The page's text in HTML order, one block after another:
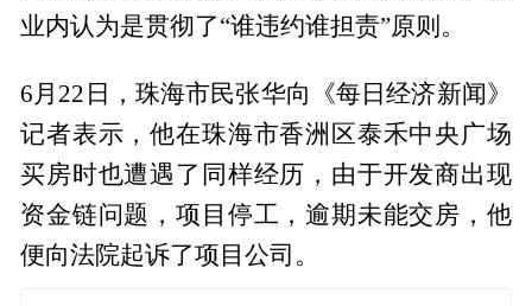
业内认为是贯彻了“谁违约谁担责”原则。
6月22日，珠海市民张华向《每日经济新闻》
记者表示，他在珠海市香洲区泰禾中央广场
买房时也遭遇了同样经历，由于开发商出现
资金链问题，项目停工，逾期未能交房，他
便向法院起诉了项目公司。